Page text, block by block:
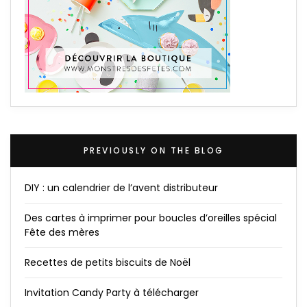
PREVIOUSLY ON THE BLOG
DIY : un calendrier de l’avent distributeur
Des cartes à imprimer pour boucles d’oreilles spécial
Fête des mères
Recettes de petits biscuits de Noël
Invitation Candy Party à télécharger